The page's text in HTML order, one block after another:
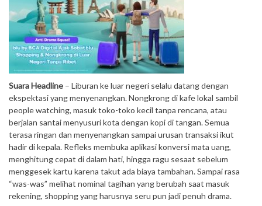
Suara Headline – Liburan ke luar negeri selalu datang dengan
ekspektasi yang menyenangkan. Nongkrong di kafe lokal sambil
people watching, masuk toko-toko kecil tanpa rencana, atau
berjalan santai menyusuri kota dengan kopi di tangan. Semua
terasa ringan dan menyenangkan sampai urusan transaksi ikut
hadir di kepala. Refleks membuka aplikasi konversi mata uang,
menghitung cepat di dalam hati, hingga ragu sesaat sebelum
menggesek kartu karena takut ada biaya tambahan. Sampai rasa
“was-was” melihat nominal tagihan yang berubah saat masuk
rekening, shopping yang harusnya seru pun jadi penuh drama.